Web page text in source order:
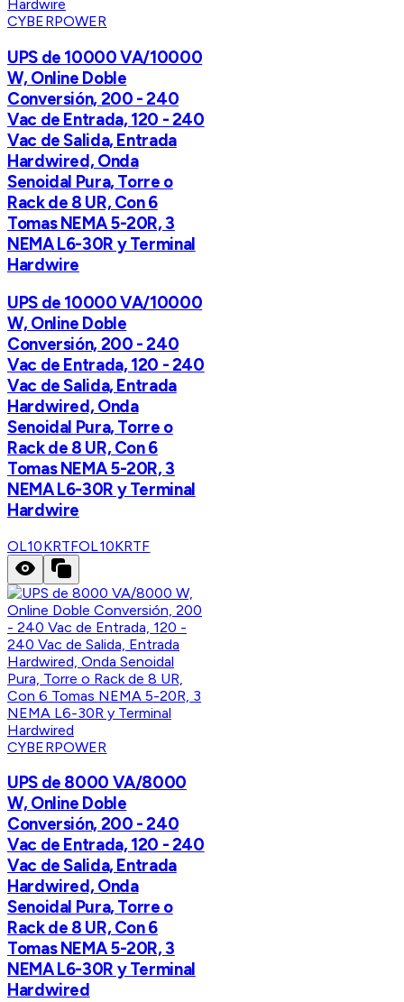
CYBERPOWER
UPS de 10000 VA/10000
W, Online Doble
Conversión, 200 - 240
Vac de Entrada, 120 - 240
Vac de Salida, Entrada
Hardwired, Onda
Senoidal Pura, Torre o
Rack de 8 UR, Con 6
Tomas NEMA 5-20R, 3
NEMA L6-30R y Terminal
Hardwire
UPS de 10000 VA/10000
W, Online Doble
Conversión, 200 - 240
Vac de Entrada, 120 - 240
Vac de Salida, Entrada
Hardwired, Onda
Senoidal Pura, Torre o
Rack de 8 UR, Con 6
Tomas NEMA 5-20R, 3
NEMA L6-30R y Terminal
Hardwire
OL10KRTFOL10KRTF
CYBERPOWER
UPS de 8000 VA/8000
W, Online Doble
Conversión, 200 - 240
Vac de Entrada, 120 - 240
Vac de Salida, Entrada
Hardwired, Onda
Senoidal Pura, Torre o
Rack de 8 UR, Con 6
Tomas NEMA 5-20R, 3
NEMA L6-30R y Terminal
Hardwired